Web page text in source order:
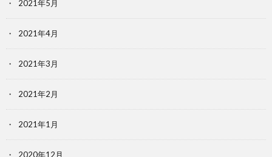
2021年5月
2021年4月
2021年3月
2021年2月
2021年1月
2020年12月